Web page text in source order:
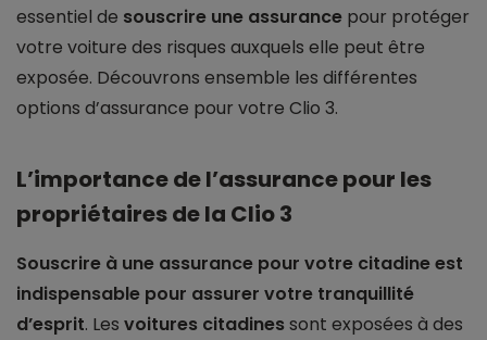
essentiel de souscrire une assurance pour protéger
votre voiture des risques auxquels elle peut être
exposée. Découvrons ensemble les différentes
options d’assurance pour votre Clio 3.
L’importance de l’assurance pour les
propriétaires de la Clio 3
Souscrire à une assurance pour votre citadine est
indispensable pour assurer votre tranquillité
d’esprit. Les voitures citadinessont exposées à des